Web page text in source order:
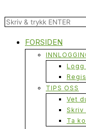
FORSIDEN
Logg
TIPS OSS
Vet
Skriv
Ta